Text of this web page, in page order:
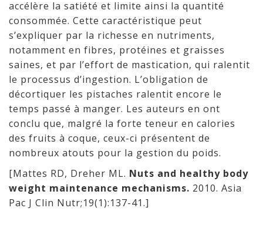
accélère la satiété et limite ainsi la quantité
consommée. Cette caractéristique peut
s’expliquer par la richesse en nutriments,
notamment en fibres, protéines et graisses
saines, et par l’effort de mastication, qui ralentit
le processus d’ingestion. L’obligation de
décortiquer les pistaches ralentit encore le
temps passé à manger. Les auteurs en ont
conclu que, malgré la forte teneur en calories
des fruits à coque, ceux-ci présentent de
nombreux atouts pour la gestion du poids.
[Mattes RD, Dreher ML. Nuts and healthy body
weight maintenance mechanisms. 2010. Asia
Pac J Clin Nutr;19(1):137-41.]